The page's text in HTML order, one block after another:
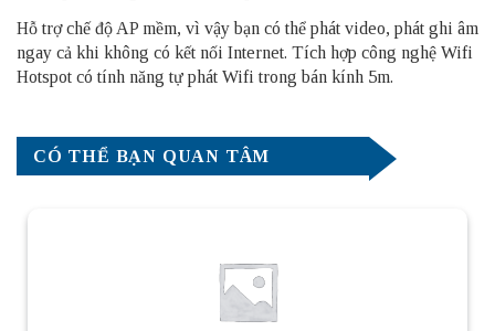
Hỗ trợ chế độ AP mềm, vì vậy bạn có thể phát video, phát ghi âm
ngay cả khi không có kết nối Internet. Tích hợp công nghệ Wifi
Hotspot có tính năng tự phát Wifi trong bán kính 5m.
CÓ THỂ BẠN QUAN TÂM